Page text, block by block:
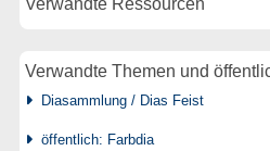
Verwandte Themen und
Diasammlung / Dias Feist
öffentlich: Farbdia